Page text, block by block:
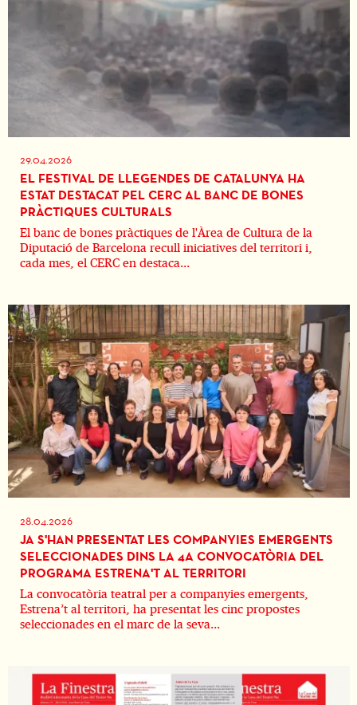
29.04.2026
EL FESTIVAL DE LLEGENDES DE CATALUNYA HA
ESTAT DESTACAT PEL CERC AL BANC DE BONES
PRÀCTIQUES CULTURALS
El banc de bones pràctiques de l'Àrea de Cultura de la
Diputació de Barcelona recull iniciatives del territori i,
cada mes, el CERC en destaca...
28.04.2026
JA S'HAN PRESENTAT LES COMPANYIES EMERGENTS
SELECCIONADES DINS LA 4A CONVOCATÒRIA DEL
PROGRAMA ESTRENA'T AL TERRITORI
La convocatòria teatral per a companyies emergents,
Estrena’t al territori, ha presentat les cinc propostes
seleccionades en el marc de la seva...